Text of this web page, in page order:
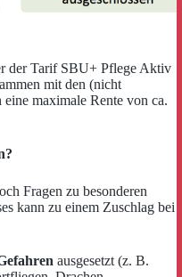
der Tarif SBU+ Pflege Aktiv
mit den (nicht
maximale Rente von ca.
Fragen zu besonderen
kann zu einem Zuschlag bei
ausgesetzt (z. B.